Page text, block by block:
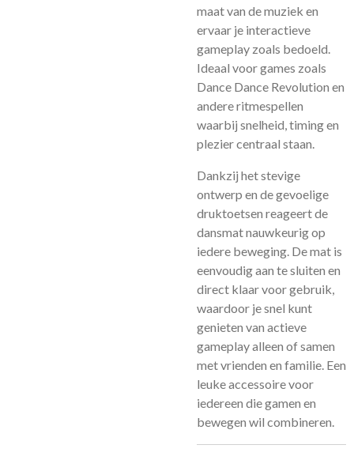
maat van de muziek en
ervaar je interactieve
gameplay zoals bedoeld.
Ideaal voor games zoals
Dance Dance Revolution en
andere ritmespellen
waarbij snelheid, timing en
plezier centraal staan.
Dankzij het stevige
ontwerp en de gevoelige
druktoetsen reageert de
dansmat nauwkeurig op
iedere beweging. De mat is
eenvoudig aan te sluiten en
direct klaar voor gebruik,
waardoor je snel kunt
genieten van actieve
gameplay alleen of samen
met vrienden en familie. Een
leuke accessoire voor
iedereen die gamen en
bewegen wil combineren.